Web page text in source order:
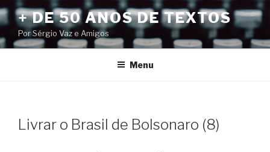
Pular
para
o
conteúdo
+ DE 50 ANOS DE TEXTOS
Por Sérgio Vaz e Amigos
Menu
Livrar o Brasil de Bolsonaro (8)